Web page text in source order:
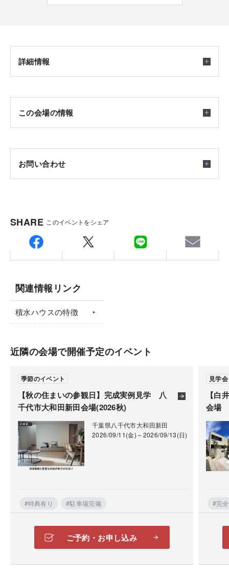
ナーの好事例
■ご夫婦それぞれのテレワークスペースがある５LDK
詳細情報
開催日時
ます。
会場
集合場所
千葉県船橋市坪井町
ご注意
※見学は完全予約制となります。
ネット申込またはお電話でのご予約をお待ちしており
ます。
※オーナー様の都合上、希望日程に見学出来ないこと
もございます。
※見学の際は備え付けの手袋の着用をお願いしており
ます。
この会場の情報
将来を見据えた、ファイナンシャルプランについて相
気になりますよね。住宅ローンはいくらまで組めるか
の部分にご記入ください。
「土地診断」を無料で実施いたします。
建築予定地の地盤の強さや特徴、周辺環境や敷地に係
る法規制など、様々な視点からプロが調査いたしま
会場でも申込みを受け付けておりますので、スタッフ
にお声がけください。
お問い合わせ
〒262-0032
千葉県千葉市花見川区幕張町5-417-7 (幕張ハウジン
グパークNo.23)
TEL.043-274-6800
※年末年始を含む定休日に頂いたお問い合わせ・ご予
SHARE このイベントをシェア
関連情報リンク
積水ハウスの特徴
近隣の会場で開催予定のイベント
【秋の住まいの参観日】完成実例見学 八
千代市大和田新田会場(2026秋)
季節のイベント
千葉県八千代市大和田新田
2026/09/11(金)～2026/09/13(日)
#特典有り #駐車場完備
ご予約・お申し込み
【白
会場
見学会
#完